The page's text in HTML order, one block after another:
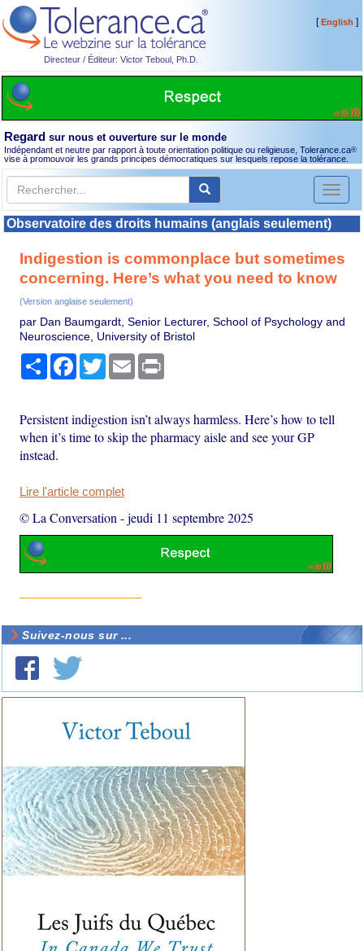
Directeur / Éditeur: Victor Teboul, Ph.D.
[English ]
Regard sur nous et ouverture sur le monde
Indépendant et neutre par rapport à toute orientation politique ou religieuse, Tolerance.ca®
vise à promouvoir les grands principes démocratiques sur lesquels repose la tolérance.
Toggle
Observatoire des droits humains (anglais seulement)
Indigestion is commonplace but sometimes
concerning. Here’s what you need to know
(Version anglaise seulement)
par Dan Baumgardt, Senior Lecturer, School of Psychology and
Neuroscience, University of Bristol
PartagerFacebook
TwitterEmail
Persistent indigestion isn’t always harmless. Here’s how to tell
when it’s time to skip the pharmacy aisle and see your GP
instead.
Lire l'article complet
© La Conversation -jeudi 11 septembre 2025
Suivez-nous sur ...